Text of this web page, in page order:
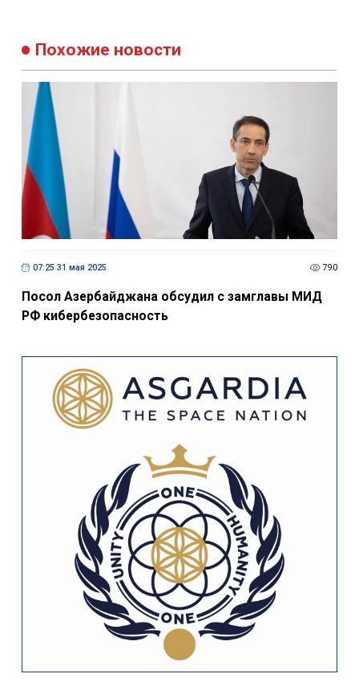
Похожие новости
07:25 31 мая 2025 790
Посол Азербайджана обсудил с замглавы МИД
РФ кибербезопасность